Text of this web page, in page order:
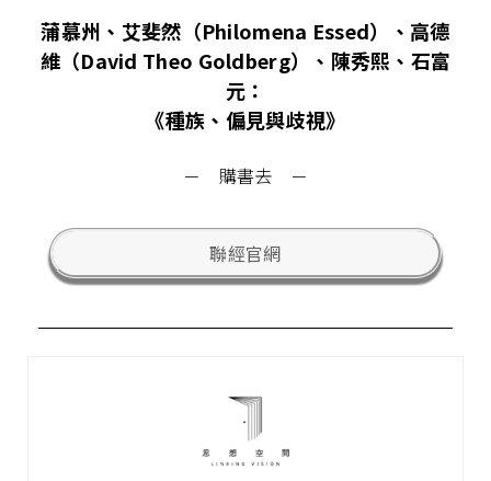
蒲慕州、艾斐然（Philomena Essed）、高德
維（David Theo Goldberg）、陳秀熙、石富
元：
《種族、偏見與歧視》
－ 購書去 －
聯經官網